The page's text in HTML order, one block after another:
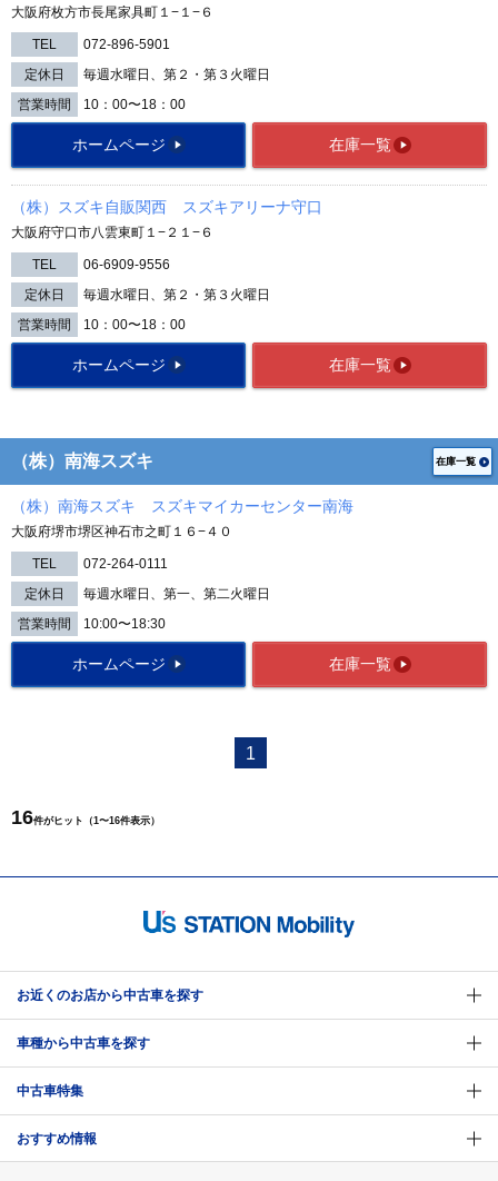
大阪府枚方市長尾家具町１−１−６
TEL
072-896-5901
定休日
毎週水曜日、第２・第３火曜日
営業時間
10：00〜18：00
ホームページ 在庫一覧
（株）スズキ自販関西 スズキアリーナ守口
大阪府守口市八雲東町１−２１−６
TEL
06-6909-9556
定休日
毎週水曜日、第２・第３火曜日
営業時間
10：00〜18：00
ホームページ 在庫一覧
（株）南海スズキ 在庫一覧
（株）南海スズキ スズキマイカーセンター南海
大阪府堺市堺区神石市之町１６−４０
TEL
072-264-0111
定休日
毎週水曜日、第一、第二火曜日
営業時間
10:00〜18:30
ホームページ 在庫一覧
1
16件がヒット（1〜16件表示）
お近くのお店から中古車を探す
車種から中古車を探す
中古車特集
おすすめ情報